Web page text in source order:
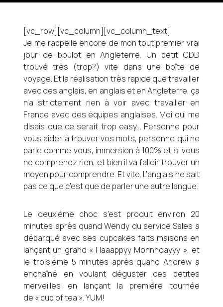
[vc_row][vc_column][vc_column_text]
Je me rappelle encore de mon tout premier vrai
jour de boulot en Angleterre. Un petit CDD
trouvé très (trop?) vite dans une boîte de
voyage. Et la réalisation très rapide que travailler
avec des anglais, en anglais et en Angleterre, ça
n’a strictement rien à voir avec travailler en
France avec des équipes anglaises. Moi qui me
disais que ce serait trop easy… Personne pour
vous aider à trouver vos mots, personne qui ne
parle comme vous, immersion à 100% et si vous
ne comprenez rien, et bien il va falloir trouver un
moyen pour comprendre. Et vite. L’anglais ne sait
pas ce que c’est que de parler une autre langue.
Le deuxième choc s’est produit environ 20
minutes après quand Wendy du service Sales a
débarqué avec ses cupcakes faits maisons en
lançant un grand « Haaappyy Monnndayyy », et
le troisième 5 minutes après quand Andrew a
enchaîné en voulant déguster ces petites
merveilles en lançant la première tournée
de « cup of tea ». YUM!